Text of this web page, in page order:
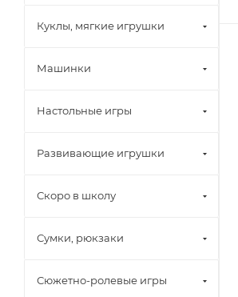
Куклы, мягкие игрушки
Машинки
Настольные игры
Развивающие игрушки
Скоро в школу
Сумки, рюкзаки
Сюжетно-ролевые игры